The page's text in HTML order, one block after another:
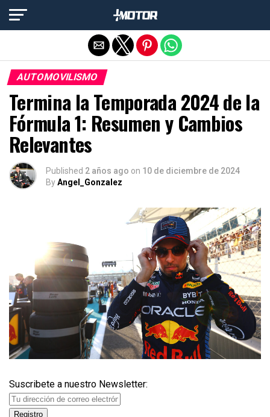
AUTOMOVILISMO
Termina la Temporada 2024 de la
Fórmula 1: Resumen y Cambios
Relevantes
Published 2 años ago on 10 de diciembre de 2024
ByAngel_Gonzalez
Suscribete a nuestro Newsletter:
Salir de la versión móvil